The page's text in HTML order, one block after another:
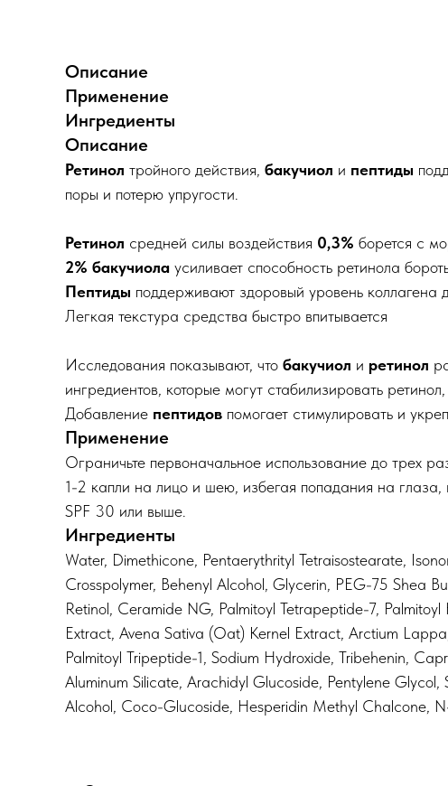
Описание
Применение
Ингредиенты
Описание
Ретинол тройного действия, бакучиол и пептиды
поры и потерю упругости.
Ретинол средней силы воздействия 0,3% борется с
2% бакучиола усиливает способность ретинола
Пептиды поддерживают здоровый уровень коллагена
Легкая текстура средства быстро впитывается
Исследования показывают, что бакучиол и ретинол
ингредиентов, которые могут стабилизировать
Добавление пептидов помогает стимулировать и
Применение
Ограничьте первоначальное использование до трех
1-2 капли на лицо и шею, избегая попадания на
SPF 30 или выше.
Ингредиенты
Water⁠, Dimethicone⁠, Pentaerythrityl Tetraisostearate⁠,
Crosspolymer⁠, Behenyl Alcohol⁠, Glycerin⁠, PEG-75 Shea
Retinol⁠, Ceramide NG⁠, Palmitoyl Tetrapeptide-7⁠,
Extract⁠, Avena Sativa (Oat) Kernel Extract⁠, Arctium
Palmitoyl Tripeptide-1⁠, Sodium Hydroxide⁠, Tribehenin⁠,
Aluminum Silicate⁠, Arachidyl Glucoside⁠, Pentylene
Alcohol⁠, Coco-Glucoside⁠, Hesperidin Methyl Chalcone⁠,